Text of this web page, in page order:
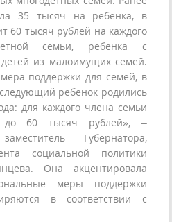
35 тысяч на ребенка, в
60 тысяч рублей на каждого
семьи, ребенка с
из малоимущих семей.
поддержки для семей, в
ребенок родились
для каждого члена семьи
60 тысяч рублей», –
Губернатора,
социальной политики
Она акцентировала
меры поддержки
в соответствии с